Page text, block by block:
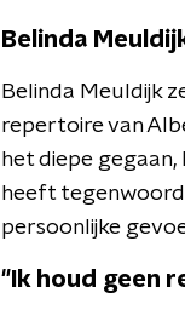
Belinda
Belinda Meuldijk
repertoire van
het diepe
heeft
persoonlijke
"Ik houd geen